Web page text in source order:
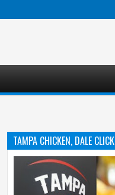
TAMPA CHICKEN, DALE CLICK